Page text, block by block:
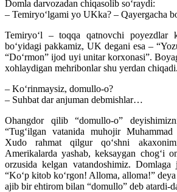
Domla darvozadan chiqasolib soʻraydi:
– Temiryoʻlgami yo UKka? – Qayergacha
Temiryoʻl – toqqa qatnovchi poyezdlar
boʻyidagi pakkamiz, UK degani esa –
“Doʻrmon” ijod uyi unitar korxonasi”.
xohlaydigan mehribonlar shu yerdan chiqadi.
– Koʻrinmaysiz, domullo-o?
– Suhbat dar anjuman debmishlar…
Ohangdor qilib “domullo-o”
“Tugʻilgan vatanida muhojir
Xudo rahmat qilgur qoʻshni
Amerikalarda yashab, keksaygan chogʻi
orzusida kelgan vatandoshimiz.
“Koʻp kitob koʻrgon! Alloma, alloma!”
ajib bir ehtirom bilan “domullo” deb atardi-